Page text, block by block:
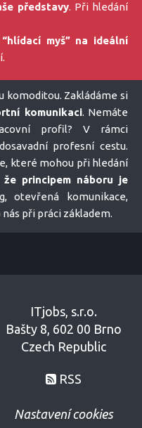
představy. Při hledání
“hlídací myš” na ideální
komoditou. Zakládáme si
komunikaci. Nemáte
profil? V rámci
profesní cestu.
které mohou při hledání
že principem náboru je
otevřená komunikace,
při práci základem.
ITjobs, s.r.o.
Bašty 8, 602 00 Brno
Czech Republic
RSS
Nastavení cookies